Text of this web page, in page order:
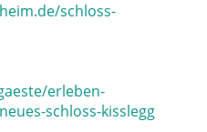
schloss-
erleben-
schloss-kisslegg